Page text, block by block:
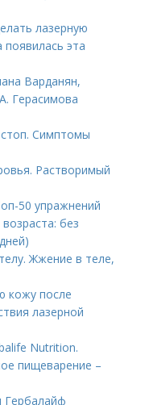
лазерную
появилась эта
Варданян,
Герасимова
Симптомы
Растворимый
50 упражнений
без
Жжение в теле,
кожу после
лазерной
Nutrition.
пищеварение –
Гербалайф